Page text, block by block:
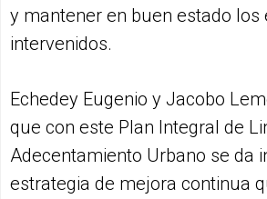
y mantener en buen estado los
intervenidos.
Echedey Eugenio y Jacobo
que con este Plan Integral de
Adecentamiento Urbano se da
estrategia de mejora continua